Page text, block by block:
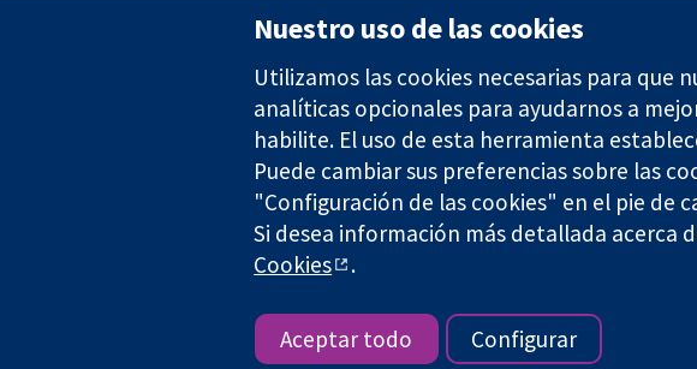
Londres
Reino Unido
The Cochrane Collaboration is a charity (no. 1045921) and a company limited by
Copyright © 2026 The Cochrane Collaboration
Nuestro uso de las cookies
Utilizamos las cookies necesarias para que
analíticas opcionales para ayudarnos a
habilite. El uso de esta herramienta
Puede cambiar sus preferencias sobre las
"Configuración de las cookies" en el pie de
Si desea información más detallada acerca
Cookies
.
Aceptar todo Configurar